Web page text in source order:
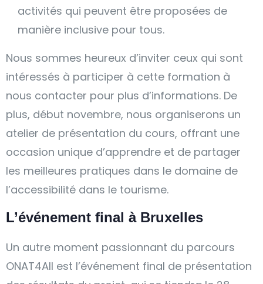
activités qui peuvent être proposées de
manière inclusive pour tous.
Nous sommes heureux d’inviter ceux qui sont
intéressés à participer à cette formation à
nous contacter pour plus d’informations. De
plus, début novembre, nous organiserons un
atelier de présentation du cours, offrant une
occasion unique d’apprendre et de partager
les meilleures pratiques dans le domaine de
l’accessibilité dans le tourisme.
L’événement final à Bruxelles
Un autre moment passionnant du parcours
ONAT4All est l’événement final de présentation